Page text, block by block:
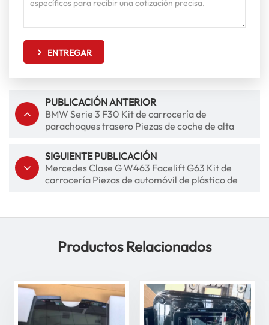
ENTREGAR
PUBLICACIÓN ANTERIOR
BMW Serie 3 F30 Kit de carrocería de
parachoques trasero Piezas de coche de alta
SIGUIENTE PUBLICACIÓN
Mercedes Clase G W463 Facelift G63 Kit de
carrocería Piezas de automóvil de plástico de
Productos Relacionados